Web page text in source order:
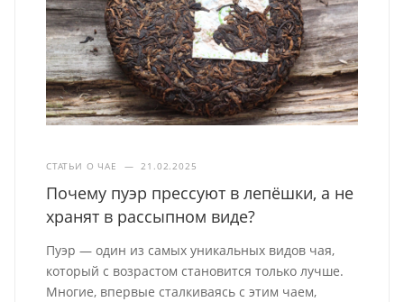
СТАТЬИ О ЧАЕ — 21.02.2025
Почему пуэр прессуют в лепёшки, а не
хранят в рассыпном виде?
Пуэр — один из самых уникальных видов чая,
который с возрастом становится только лучше.
Многие, впервые сталкиваясь с этим чаем,